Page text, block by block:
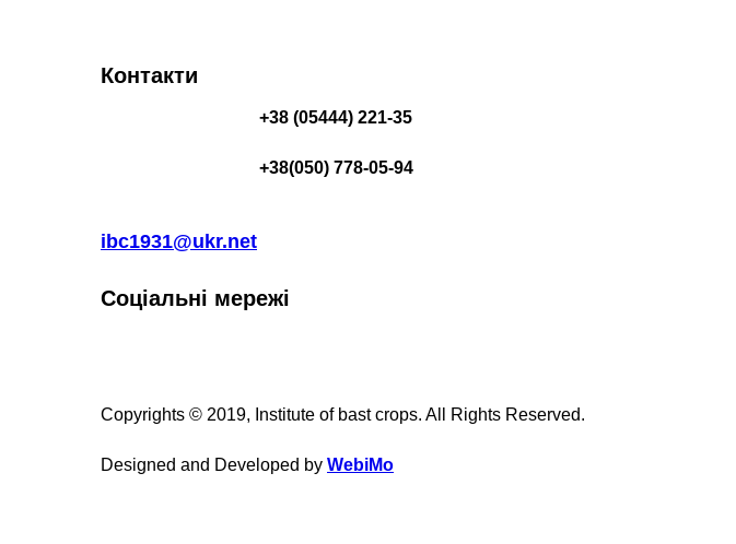
Контакти
+38 (05444) 221-35
+38(050) 778-05-94
ibc1931@ukr.net
Соціальні мережі
Copyrights © 2019, Institute of bast crops. All Rights Reserved.
Designed and Developed by WebiMo